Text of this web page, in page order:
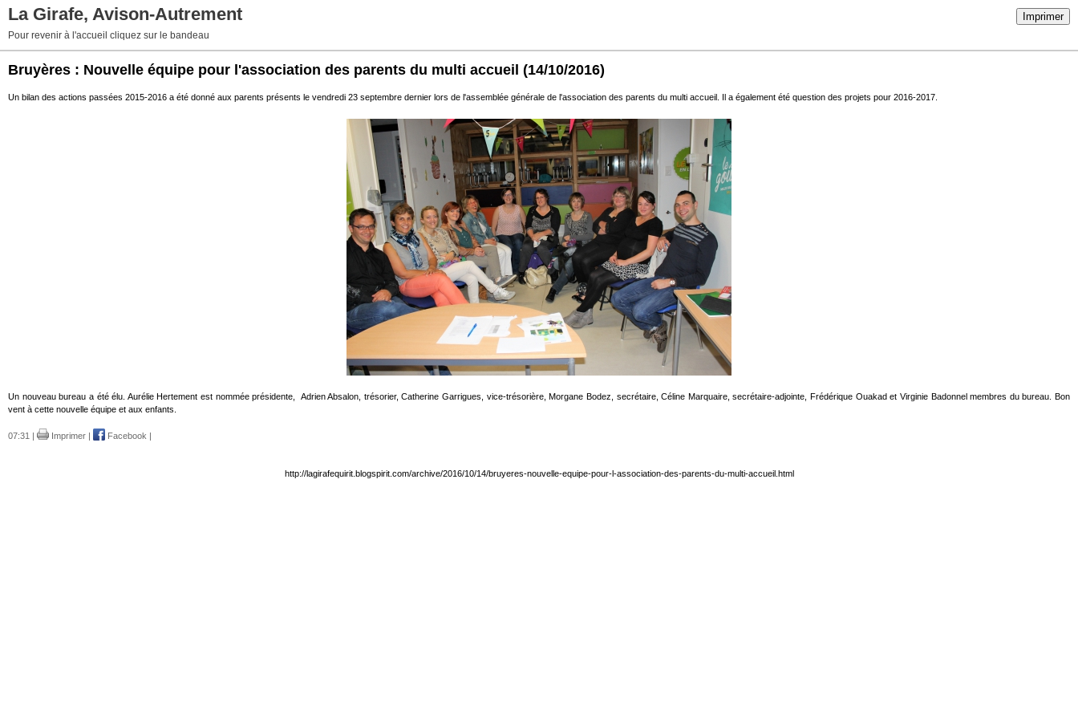
Imprimer
La Girafe, Avison-Autrement
Pour revenir à l'accueil cliquez sur le bandeau
Bruyères : Nouvelle équipe pour l'association des parents du multi accueil (14/10/2016)
Un bilan des actions passées 2015-2016 a été donné aux parents présents le vendredi 23 septembre dernier lors de l'assemblée générale de l'association des parents du multi accueil. Il a également été question des projets pour 2016-2017.
Un nouveau bureau a été élu. Aurélie Hertement est nommée présidente, Adrien Absalon, trésorier, Catherine Garrigues, vice-trésorière, Morgane Bodez, secrétaire, Céline Marquaire, secrétaire-adjointe, Frédérique Ouakad et Virginie Badonnel membres du bureau. Bon
vent à cette nouvelle équipe et aux enfants.
07:31 | Imprimer Facebook
http://lagirafequirit.blogspirit.com/archive/2016/10/14/bruyeres-nouvelle-equipe-pour-l-association-des-parents-du-multi-accueil.html